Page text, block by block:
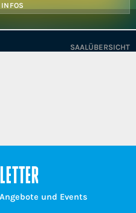
MEHR INFOS
SAALÜBERSICHT
und Events